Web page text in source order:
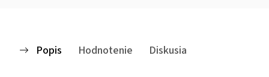
Popis Hodnotenie Diskusia